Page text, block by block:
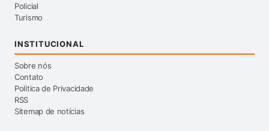
Policial
Turismo
INSTITUCIONAL
Sobre nós
Contato
Politica de Privacidade
RSS
Sitemap de notícias